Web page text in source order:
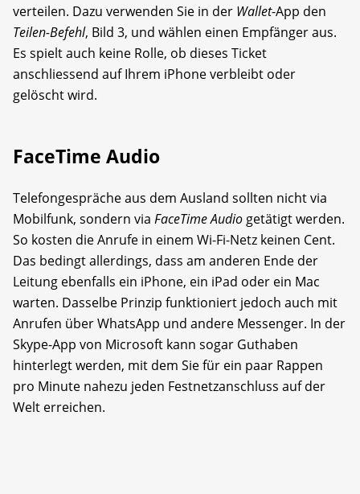
verteilen. Dazu verwenden Sie in der Wallet-App den
Teilen-Befehl, Bild 3, und wählen einen Empfänger aus.
Es spielt auch keine Rolle, ob dieses Ticket
anschliessend auf Ihrem iPhone verbleibt oder
gelöscht wird.
FaceTime Audio
Telefongespräche aus dem Ausland sollten nicht via
Mobilfunk, sondern via FaceTime Audio getätigt werden.
So kosten die Anrufe in einem Wi-Fi-Netz keinen Cent.
Das bedingt allerdings, dass am anderen Ende der
Leitung ebenfalls ein iPhone, ein iPad oder ein Mac
warten. Dasselbe Prinzip funktioniert jedoch auch mit
Anrufen über WhatsApp und andere Messenger. In der
Skype-App von Microsoft kann sogar Guthaben
hinterlegt werden, mit dem Sie für ein paar Rappen
pro ­Minute nahezu jeden Festnetzanschluss auf der
Welt erreichen.